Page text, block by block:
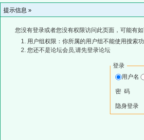
提示信息 »
您没有登录或者您没有权限访问此页面，可能有
用户组权限：你所属的用户组不能使用搜索
您还不是论坛会员,请先登录论坛
登录
用户名
密 码
隐身登录